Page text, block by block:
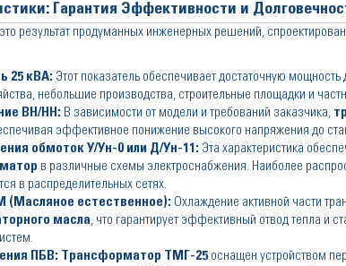
Гарантия Эффективности и
результат продуманных инженерных решений,
25 кВА: Этот показатель обеспечивает достаточную
небольшие производства, строительные площадки и
ВН/НН: В зависимости от модели и требований заказчика,
эффективное понижение высокого напряжения до
обмоток У/Ун-0 или Д/Ун-11: Эта характеристика
в различные схемы электроснабжения. Наиболее
в распределительных сетях.
(Масляное естественное): Охлаждение активной части
масла, что гарантирует эффективный отвод тепла и
ПБВ: Трансформатор ТМГ-25 оснащен устройством